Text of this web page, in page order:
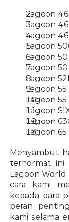
Lagoon
Lagoon
Lagoon 46
Lagoon
Lagoon
Lagoon
Lagoon
Lagoon 55
Lagoon 55
Lagoon
Lagoon
Lagoon
Menyambut
terhormat ini
Lagoon World
cara kami
kepada para
peran
kami selama